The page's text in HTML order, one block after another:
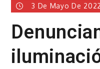
3 De Mayo De 2022